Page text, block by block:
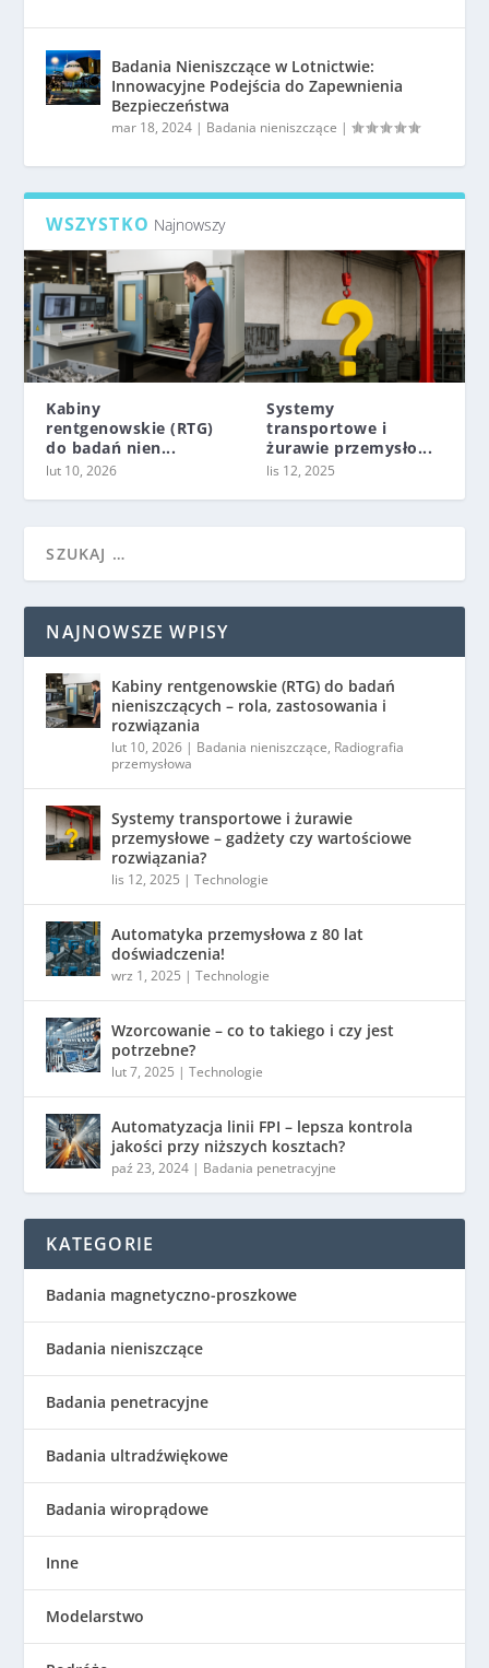
Badania Nieniszczące w Lotnictwie:
Innowacyjne Podejścia do Zapewnienia
Bezpieczeństwa
mar 18, 2024 | Badania nieniszczące |
WSZYSTKO Najnowszy
Kabiny
rentgenowskie (RTG)
do badań nien...
lut 10, 2026
Systemy
transportowe i
żurawie przemysło...
lis 12, 2025
NAJNOWSZE WPISY
Kabiny rentgenowskie (RTG) do badań
nieniszczących – rola, zastosowania i
rozwiązania
lut 10, 2026 | Badania nieniszczące, Radiografia
przemysłowa
Systemy transportowe i żurawie
przemysłowe – gadżety czy wartościowe
rozwiązania?
lis 12, 2025 |Technologie
Automatyka przemysłowa z 80 lat
doświadczenia!
wrz 1, 2025 |Technologie
Wzorcowanie – co to takiego i czy jest
potrzebne?
lut 7, 2025 |Technologie
Automatyzacja linii FPI – lepsza kontrola
jakości przy niższych kosztach?
paź 23, 2024 | Badania penetracyjne
KATEGORIE
Badania magnetyczno-proszkowe
Badania nieniszczące
Badania penetracyjne
Badania ultradźwiękowe
Badania wiroprądowe
Inne
Modelarstwo